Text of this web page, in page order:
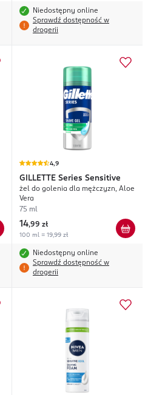
Niedostępny online
Sprawdź dostępność w
drogerii
4,9
GILLETTE Series Sensitive
żel do golenia dla mężczyzn, Aloe
Vera
75 ml
14,99 zł
100 ml = 19,99 zł
Niedostępny online
Sprawdź dostępność w
drogerii